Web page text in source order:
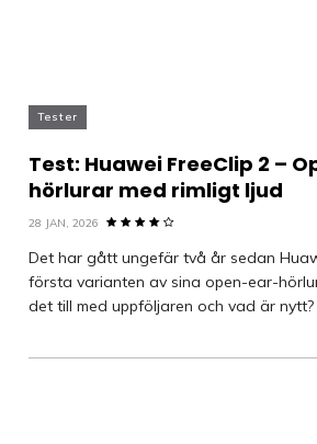
Tester
Test: Huawei FreeClip 2 –
hörlurar med rimligt ljud
28 JAN, 2026
Det har gått ungefär två år sedan
första varianten av sina open-ear-
det till med uppföljaren och vad är nytt?